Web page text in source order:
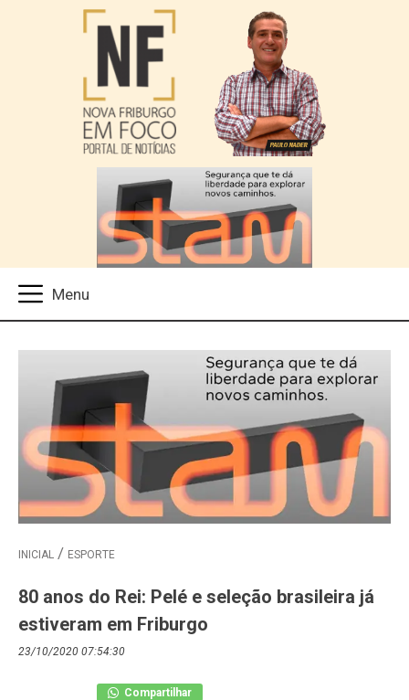
INICIAL ESPORTE
80 anos do Rei: Pelé e seleção brasileira já
estiveram em Friburgo
23/10/2020 07:54:30
Compartilhar